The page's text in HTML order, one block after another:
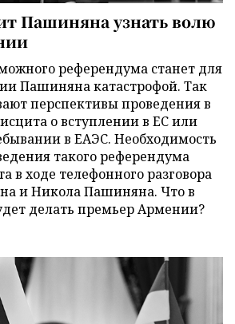
Пашиняна узнать волю
референдума станет для
Пашиняна катастрофой. Так
перспективы проведения в
о вступлении в ЕС или
в ЕАЭС. Необходимость
такого референдума
в ходе телефонного разговора
и Никола Пашиняна. Что в
делать премьер Армении?